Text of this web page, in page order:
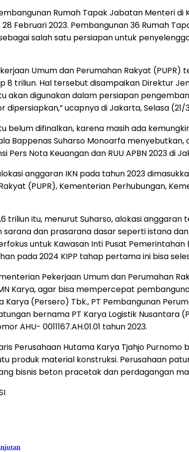
Rumah Tapak Jabatan Menteri
28 Februari 2023. Pembangunan 36 Rumah
salah satu persiapan untuk
Umum dan Perumahan Rakyat
8 triliun. Hal tersebut disampaikan Direktur
akan digunakan dalam persiapan
ucapnya di Jakarta, Selasa (21/
belum difinalkan, karena masih ada
Bappenas Suharso Monoarfa
Nota Keuangan dan RUU APBN 2023 di
anggaran IKN pada tahun 2023
(PUPR), Kementerian Perhubungan,
triliun itu, menurut Suharso, alokasi
dan prasarana dasar seperti istana
untuk Kawasan Inti Pusat
pada 2024 KIPP tahap pertama ini bisa
Pekerjaan Umum dan Perumahan
Karya, agar bisa mempercepat
Karya (Persero) Tbk., PT Pembangunan
bernama PT Karya Logistik Nusantara
AHU- 0011167.AH.01.01 tahun 2023.
Perusahaan Hutama Karya Tjahjo
produk material konstruksi. Perusahaan
bisnis beton pracetak dan perdagangan